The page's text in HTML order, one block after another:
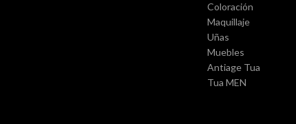
Coloración
Maquillaje
Uñas
Muebles
Antiage Tua
Tua MEN